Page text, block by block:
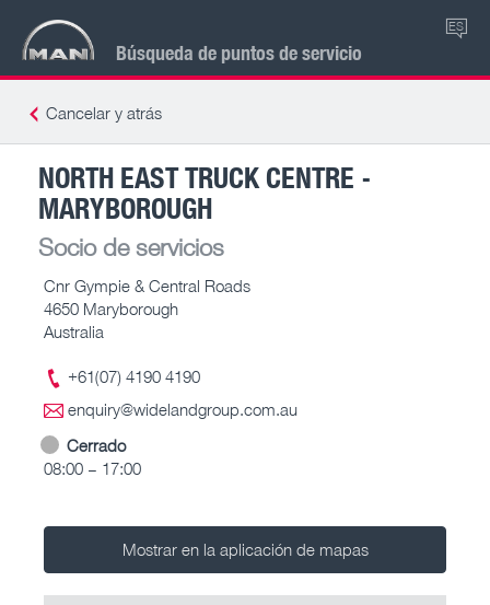
Búsqueda de puntos de servicio
ES
Cancelar y atrás
NORTH EAST TRUCK CENTRE -
MARYBOROUGH
Socio de servicios
Cnr Gympie & Central Roads
4650 Maryborough
Australia
+61(07) 4190 4190
enquiry@widelandgroup.com.au
Cerrado
08:00 – 17:00
Mostrar en la aplicación de mapas